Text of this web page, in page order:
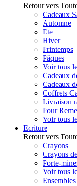
Retour vers
Cadeaux
Automne
Ete
Hiver
Printemps
Pâques
Voir tous
Cadeaux
Cadeaux
Coffrets
Livraison
Pour
Voir tous
Ecriture
Retour vers
Crayons
Crayons
Porte-
Voir tous